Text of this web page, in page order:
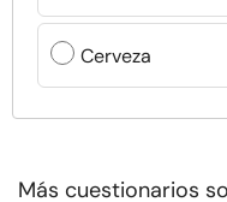
Cerveza
Más cuestionarios